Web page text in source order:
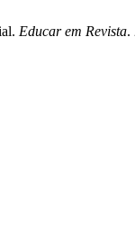
Educar em Revista.